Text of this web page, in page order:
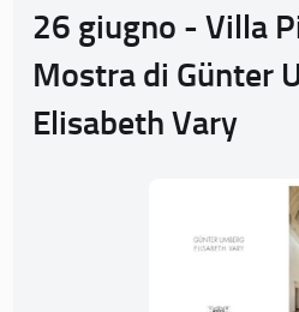
26 giugno - Villa
Mostra di Günter
Elisabeth Vary